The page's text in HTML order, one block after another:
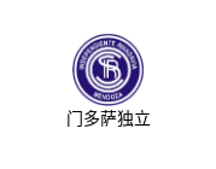
门多萨独立